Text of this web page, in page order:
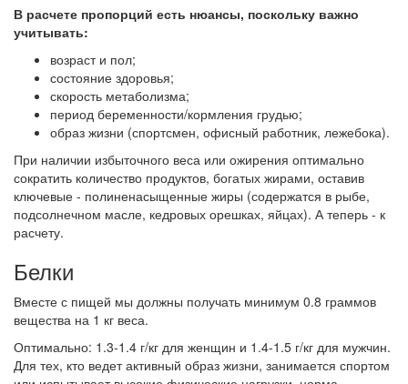
В расчете пропорций есть нюансы, поскольку важно
учитывать:
возраст и пол;
состояние здоровья;
скорость метаболизма;
период беременности/кормления грудью;
образ жизни (спортсмен, офисный работник, лежебока).
При наличии избыточного веса или ожирения оптимально
сократить количество продуктов, богатых жирами, оставив
ключевые - полиненасыщенные жиры (содержатся в рыбе,
подсолнечном масле, кедровых орешках, яйцах). А теперь - к
расчету.
Белки
Вместе с пищей мы должны получать минимум 0.8 граммов
вещества на 1 кг веса.
Оптимально: 1.3-1.4 г/кг для женщин и 1.4-1.5 г/кг для мужчин.
Для тех, кто ведет активный образ жизни, занимается спортом